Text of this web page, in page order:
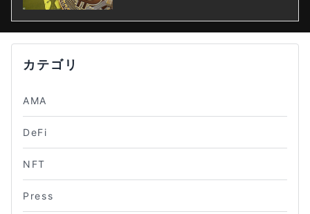
カテゴリ
AMA
DeFi
NFT
Press